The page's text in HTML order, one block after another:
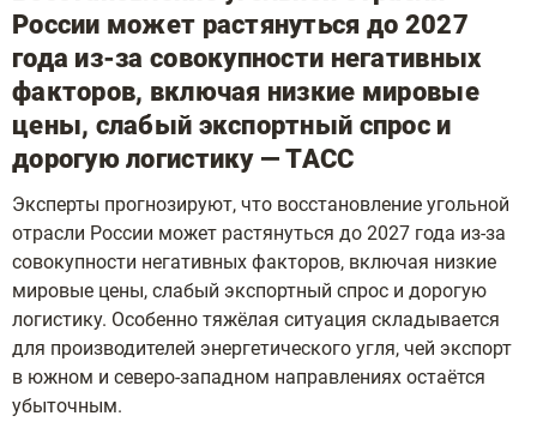
России может растянуться до 2027
года из-за совокупности негативных
факторов, включая низкие мировые
цены, слабый экспортный спрос и
дорогую логистику — ТАСС
Эксперты прогнозируют, что восстановление угольной
отрасли России может растянуться до 2027 года из-за
совокупности негативных факторов, включая низкие
мировые цены, слабый экспортный спрос и дорогую
логистику. Особенно тяжёлая ситуация складывается
для производителей энергетического угля, чей экспорт
в южном и северо-западном направлениях остаётся
убыточным.